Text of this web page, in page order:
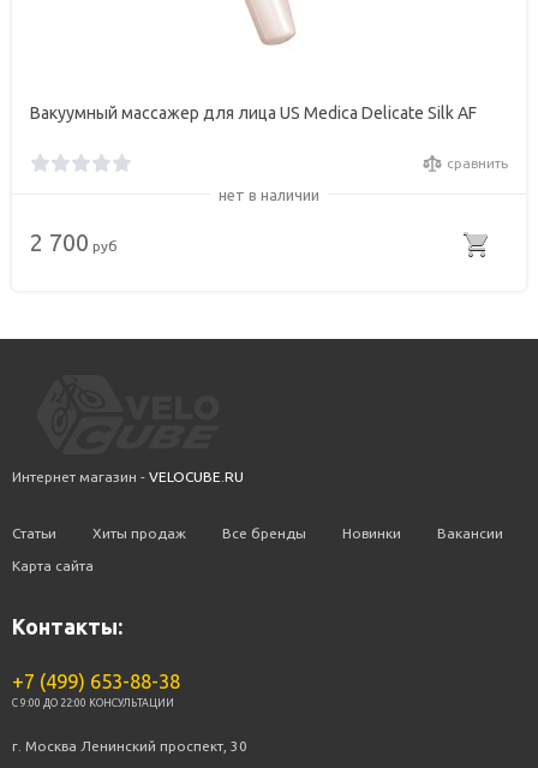
Вакуумный массажер для лица US Medica Delicate Silk AF
сравнить
нет в наличии
2 700 руб
Интернет магазин - VELOCUBE.RU
Статьи Хиты продаж Все бренды Новинки Вакансии
Карта сайта
Контакты:
+7 (499) 653-88-38
C 9:00 ДО 22:00 КОНСУЛЬТАЦИИ
г. Москва Ленинский проспект, 30